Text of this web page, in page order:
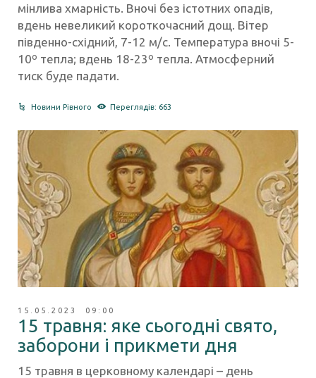
мінлива хмарність. Вночі без істотних опадів,
вдень невеликий короткочасний дощ. Вітер
південно-східний, 7-12 м/с. Температура вночі 5-
10º тепла; вдень 18-23º тепла. Атмосферний
тиск буде падати.
Новини Рівного Переглядів: 663
15.05.2023 09:00
15 травня: яке сьогодні свято,
заборони і прикмети дня
15 травня в церковному календарі – день